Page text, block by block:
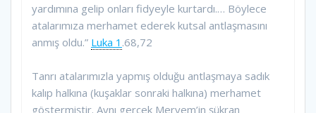
yardımına gelip onları fidyeyle kurtardı.… Böylece
atalarımıza merhamet ederek kutsal antlaşmasını
anmış oldu.” Luka 1 .68,72
Tanrı atalarımızla yapmış olduğu antlaşmaya sadık
kalıp halkına (kuşaklar sonraki halkına) merhamet
göstermiştir. Aynı gerçek Meryem’in şükran